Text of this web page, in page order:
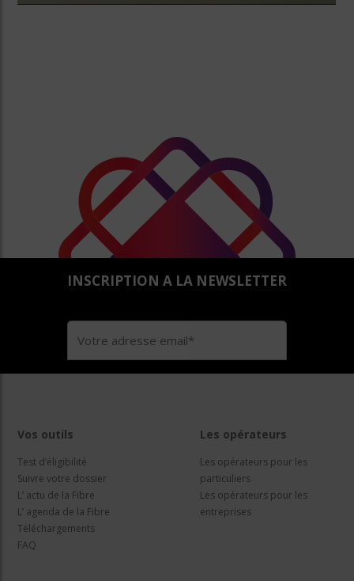
INSCRIPTION A LA NEWSLETTER
Vos outils
Test d’éligibilité
Suivre votre dossier
L’ actu de la Fibre
L’ agenda de la Fibre
Téléchargements
FAQ
Les opérateurs
Les opérateurs pour les
particuliers
Les opérateurs pour les
entreprises